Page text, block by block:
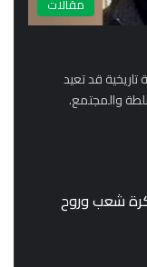
مقالات
قد تعيد
والمجتمع.
شعب وروح